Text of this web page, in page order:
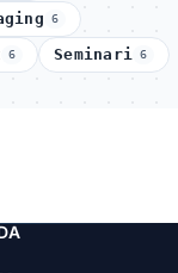
6
6 Seminari 6